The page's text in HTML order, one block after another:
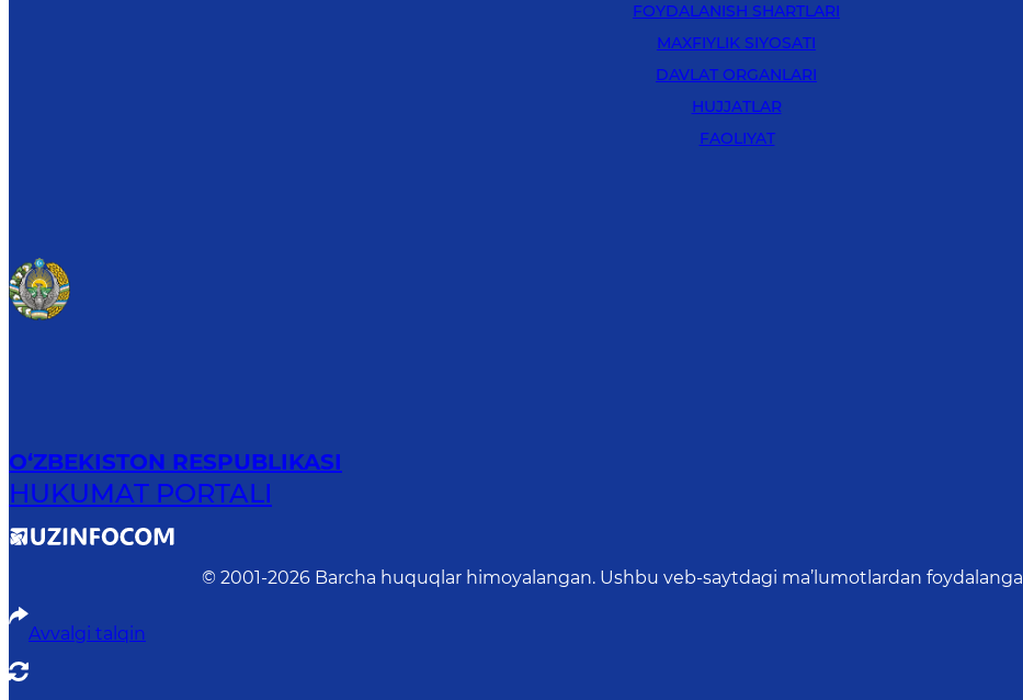
FOYDALANISH SHARTLARI
MAXFIYLIK SIYOSATI
DAVLAT ORGANLARI
HUJJATLAR
FAOLIYAT
O‘ZBEKISTON RESPUBLIKASI
HUKUMAT PORTALI
© 2001-2026 Barcha huquqlar himoyalangan. Ushbu veb-saytdagi ma’lumotlardan
Avvalgi talqin